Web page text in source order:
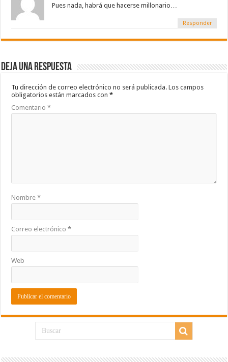
Pues nada, habrá que hacerse millonario…
Responder
Deja una respuesta
Tu dirección de correo electrónico no será publicada. Los campos
obligatorios están marcados con*
Comentario*
Nombre*
Correo electrónico*
Web